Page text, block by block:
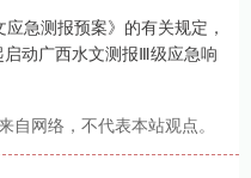
急测报预案》的有关规定，
动广西水文测报Ⅲ级应急响
自网络，不代表本站观点。